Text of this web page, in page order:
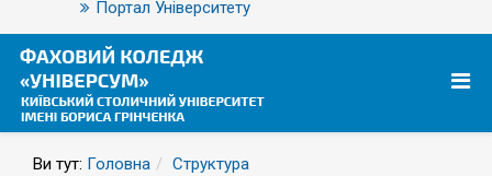
Портал Університету
Ви тут: Головна
Структура